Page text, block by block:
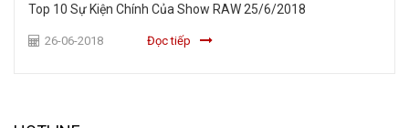
Top 10 Sự Kiện Chính Của Show RAW 25/6/2018
26-06-2018 Đọc tiếp